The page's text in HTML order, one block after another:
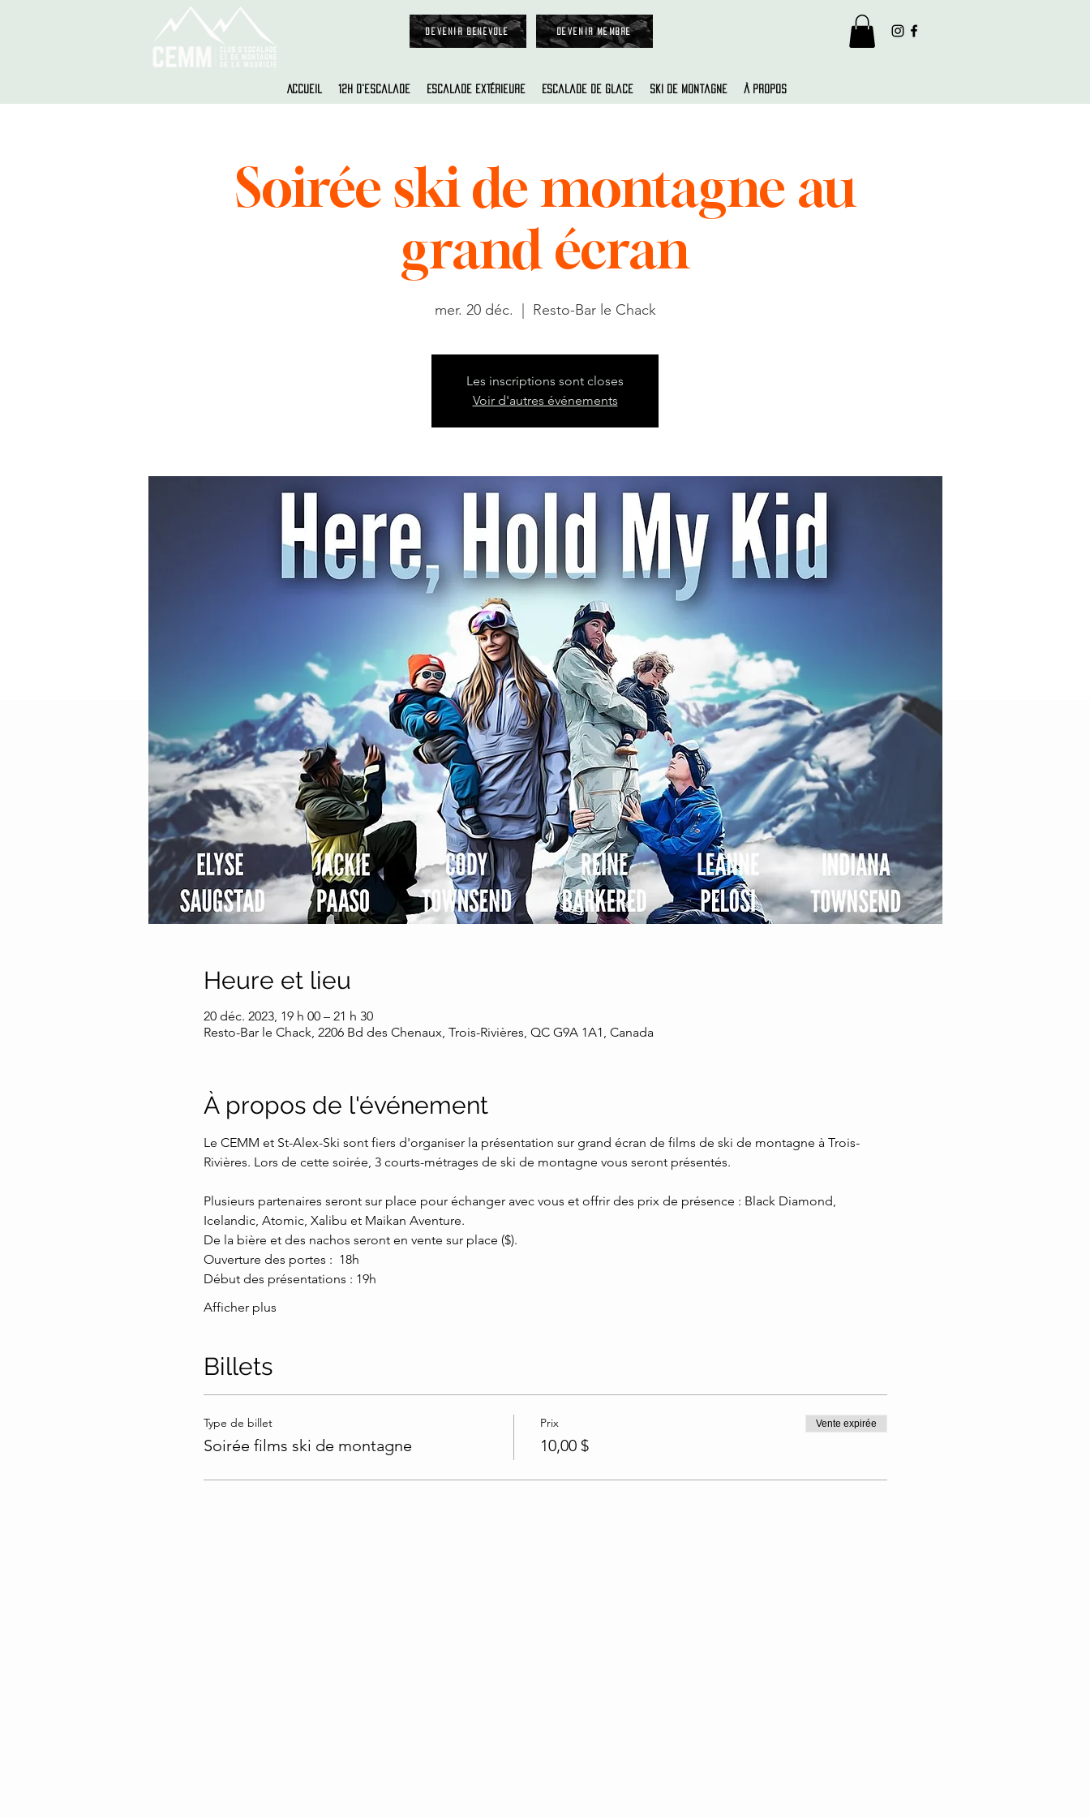
Devenir bénévole Devenir membre
Accueil 12h d'escalade Escalade extérieure Escalade de glace Ski de montagne À propos
Soirée ski de montagne au
grand écran
mer. 20 déc. Resto-Bar le Chack
Les inscriptions sont closes
Voir d'autres événements
Heure et lieu
20 déc. 2023, 19 h 00 – 21 h 30
Resto-Bar le Chack, 2206 Bd des Chenaux, Trois-Rivières, QC G9A 1A1, Canada
À propos de l'événement
Le CEMM et St-Alex-Ski sont fiers d'organiser la présentation sur grand écran de films de ski de montagne à Trois-
Rivières. Lors de cette soirée, 3 courts-métrages de ski de montagne vous seront présentés.
Plusieurs partenaires seront sur place pour échanger avec vous et offrir des prix de présence : Black Diamond,
Icelandic, Atomic, Xalibu et Maikan Aventure.
De la bière et des nachos seront en vente sur place ($).
Ouverture des portes :  18h
Début des présentations : 19h
Afficher plus
Billets
Type de billet
Soirée films ski de montagne
Prix
10,00 $
Vente expirée